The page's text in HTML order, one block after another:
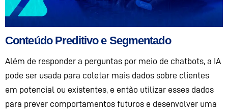
Conteúdo Preditivo e Segmentado
Além de responder a perguntas por meio de chatbots, a IA
pode ser usada para coletar mais dados sobre clientes
em potencial ou existentes, e então utilizar esses dados
para prever comportamentos futuros e desenvolver uma